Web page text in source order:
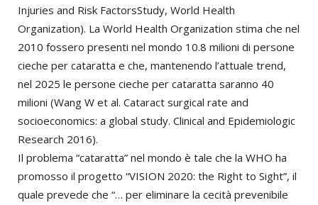
Injuries and Risk FactorsStudy, World Health
Organization). La World Health Organization stima che nel
2010 fossero presenti nel mondo 10.8 milioni di persone
cieche per cataratta e che, mantenendo l’attuale trend,
nel 2025 le persone cieche per cataratta saranno 40
milioni (Wang W et al. Cataract surgical rate and
socioeconomics: a global study. Clinical and Epidemiologic
Research 2016).
Il problema “cataratta” nel mondo è tale che la WHO ha
promosso il progetto “VISION 2020: the Right to Sight”, il
quale prevede che “… per eliminare la cecità prevenibile